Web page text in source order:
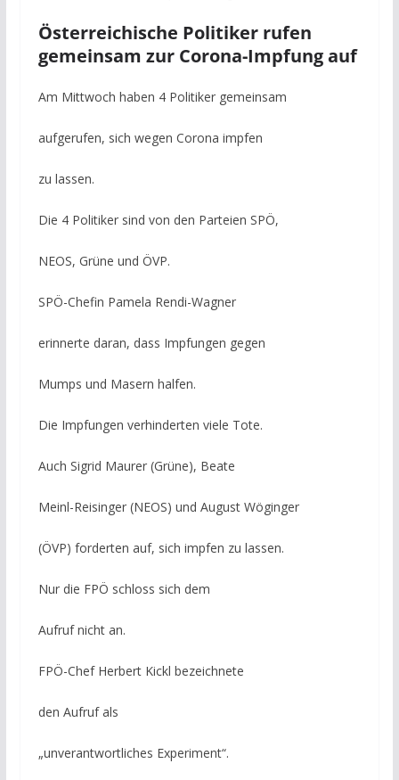
Österreichische Politiker rufen
gemeinsam zur Corona-Impfung auf
Am Mittwoch haben 4 Politiker gemeinsam
aufgerufen, sich wegen Corona impfen
zu lassen.
Die 4 Politiker sind von den Parteien SPÖ,
NEOS, Grüne und ÖVP.
SPÖ-Chefin Pamela Rendi-Wagner
erinnerte daran, dass Impfungen gegen
Mumps und Masern halfen.
Die Impfungen verhinderten viele Tote.
Auch Sigrid Maurer (Grüne), Beate
Meinl-Reisinger (NEOS) und August Wöginger
(ÖVP) forderten auf, sich impfen zu lassen.
Nur die FPÖ schloss sich dem
Aufruf nicht an.
FPÖ-Chef Herbert Kickl bezeichnete
den Aufruf als
„unverantwortliches Experiment“.